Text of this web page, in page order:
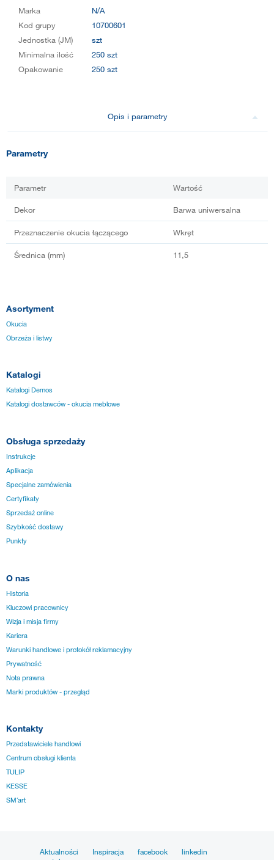
Marka
N/A
Kod grupy
10700601
Jednostka (JM)
szt
Minimalna ilość
250 szt
Opakowanie
250 szt
Opis i parametry
Parametry
Parametr Wartość
Dekor Barwa uniwersalna
Przeznaczenie okucia łączącego Wkręt
Średnica (mm) 11,5
Asortyment
Okucia
Obrzeża i listwy
Katalogi
Katalogi Demos
Katalogi dostawców - okucia meblowe
Obsługa sprzedaży
Instrukcje
Aplikacja
Specjalne zamówienia
Certyfikaty
Sprzedaż online
Szybkość dostawy
Punkty
O nas
Historia
Kluczowi pracownicy
Wizja i misja firmy
Kariera
Warunki handlowe i protokół reklamacyjny
Prywatność
Nota prawna
Marki produktów - przegląd
Kontakty
Przedstawiciele handlowi
Centrum obsługi klienta
TULIP
KESSE
SM´art
Aktualności Inspiracja facebook
linkedin